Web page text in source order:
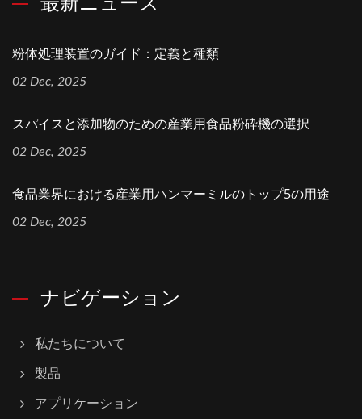
粉体処理装置のガイド：定義と種類
02 Dec, 2025
スパイスと添加物のための産業用食品粉砕機の選択
02 Dec, 2025
食品業界における産業用ハンマーミルのトップ5の用途
02 Dec, 2025
ナビゲーション
私たちについて
製品
アプリケーション